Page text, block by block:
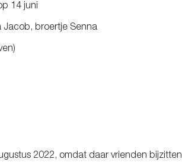
14 juni
Jacob, broertje Senna
2022, omdat daar vrienden bijzitten